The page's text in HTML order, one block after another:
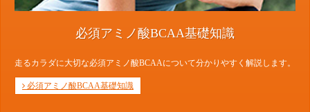
必須アミノ酸BCAA基礎知識
走るカラダに大切な必須アミノ酸BCAAについて分かりやすく解説します。
必須アミノ酸BCAA基礎知識